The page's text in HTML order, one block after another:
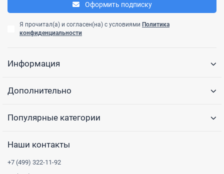
Оформить подписку
Я прочитал(а) и согласен(на) с условиями Политика
конфиденциальности
Информация
Дополнительно
Популярные категории
Наши контакты
+7 (499) 322-11-92